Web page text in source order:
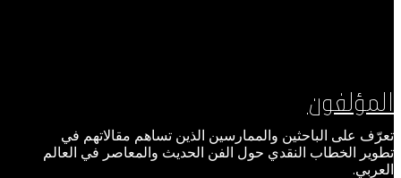
المؤلفون
تعرّف على الباحثين والممارسين الذين تساهم مقالاتهم في
تطوير الخطاب النقدي حول الفن الحديث والمعاصر في العالم
العربي.